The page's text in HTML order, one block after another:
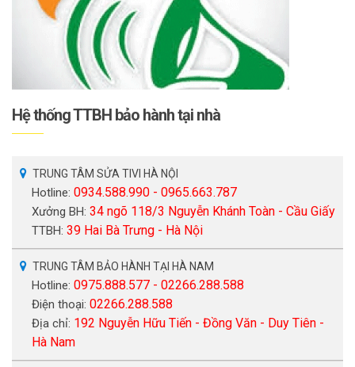
Hệ thống TTBH bảo hành tại nhà
TRUNG TÂM SỬA TIVI HÀ NỘI
Hotline: 0934.588.990 - 0965.663.787
Xưởng BH: 34 ngõ 118/3 Nguyễn Khánh Toàn - Cầu Giấy
TTBH: 39 Hai Bà Trưng - Hà Nội
TRUNG TÂM BẢO HÀNH TẠI HÀ NAM
Hotline: 0975.888.577 - 02266.288.588
Điện thoại: 02266.288.588
Địa chỉ: 192 Nguyễn Hữu Tiến - Đồng Văn - Duy Tiên -
Hà Nam